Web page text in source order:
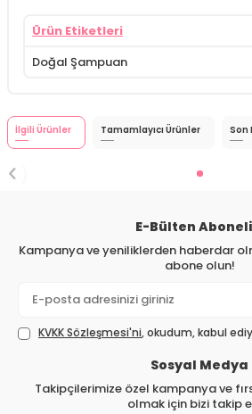
Ürün Etiketleri
Doğal Şampuan
İlgili Ürünler Tamamlayıcı Ürünler Son
E-Bülten
Kampanya ve yeniliklerden haberdar
abone olun!
KVKK Sözleşmesi'ni, okudum, kabul
Sosyal Medya
Takipçilerimize özel kampanya ve
olmak için bizi takip